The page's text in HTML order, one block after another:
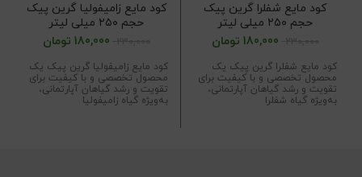
کود مایع شفلرا گرین پیک
حجم ۲۵۰ میلی لیتر
180,000 تومان
کود مایع شفلرا گرین پیک یک
محصول تخصصی و با کیفیت برای
تقویت و رشد گیاهان آپارتمانی،
به‌ویژه گیاه شفلرا
کود مایع زامیفولیا گرین پیک
حجم ۲۵۰ میلی لیتر
180,000 تومان
کود مایع زامیفولیا گرین پیک یک
محصول تخصصی و با کیفیت برای
تقویت و رشد گیاهان آپارتمانی،
به‌ویژه گیاه زامیفولیا